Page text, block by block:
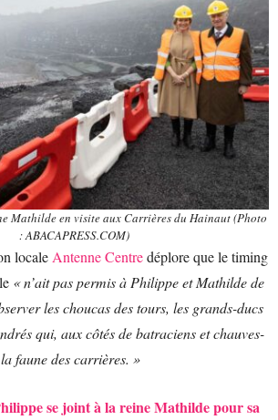
Mathilde en visite aux Carrières du Hainaut (Photo
: ABACAPRESS.COM)
locale Antenne Centredéplore que le timing
« n’ait pas permis à Philippe et Mathilde de
les choucas des tours, les grands-ducs
qui, aux côtés de batraciens et chauves-
faune des carrières. »
se joint à la reine Mathilde pour sa